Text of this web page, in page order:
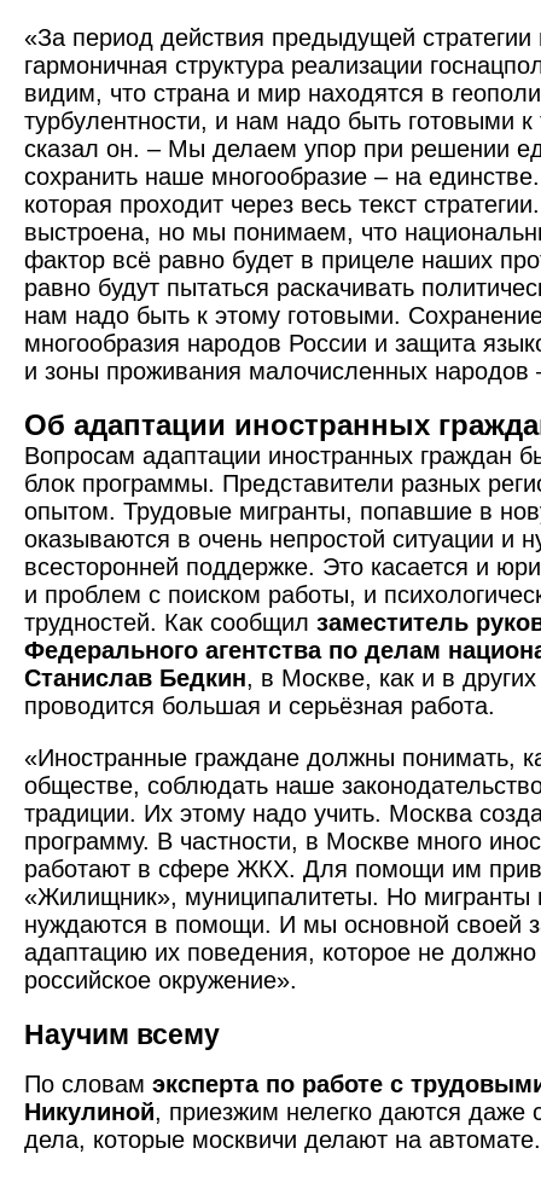
«За период действия предыдущей стратегии
гармоничная структура реализации
видим, что страна и мир находятся в
турбулентности, и нам надо быть готовыми к
сказал он. – Мы делаем упор при решении
сохранить наше многообразие – на
которая проходит через весь текст
выстроена, но мы понимаем, что
фактор всё равно будет в прицеле наших
равно будут пытаться раскачивать
нам надо быть к этому готовыми. Сохранение
многообразия народов России и защита
и зоны проживания малочисленных народов
Об адаптации иностранных
Вопросам адаптации иност­ранных граждан
блок программы. Представители разных
опытом. Трудовые мигранты, попавшие в
оказываются в очень непростой ситуации и
всесторонней поддержке. Это касается и
и проблем с поиском работы, и
трудностей. Как сообщил заместитель
Федерального агентства по делам
Станислав Бедкин, в Москве, как и в
проводится большая и серьёзная работа.
«Иностранные граждане должны понимать,
обществе, соблюдать наше
традиции. Их этому надо учить. Москва
программу. В частности, в Москве много
работают в сфере ЖКХ. Для помощи им
«Жилищник», муниципалитеты. Но мигранты
нуждаются в помощи. И мы основной своей
адаптацию их поведения, которое не должно
российское окружение».
Научим всему
По словам эксперта по работе с
Никулиной, приезжим нелегко даются даже
дела, которые москвичи делают на автомате.